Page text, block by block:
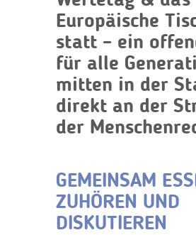
Europäische
statt – ein
für alle
mitten in der
direkt an der
der
GEMEINSAM
ZUHÖREN UND
DISKUTIEREN